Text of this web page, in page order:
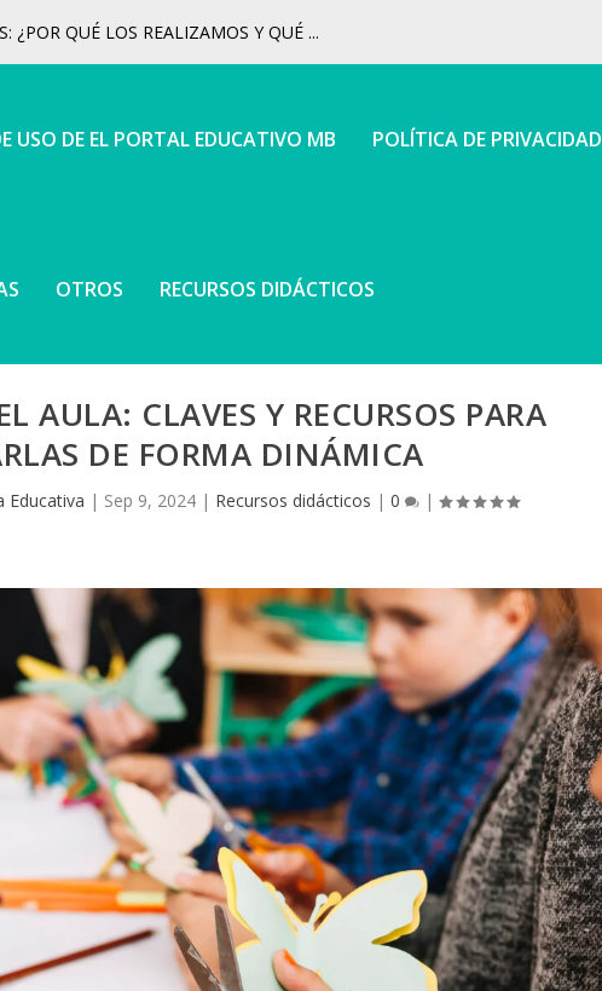
¿POR QUÉ LOS REALIZAMOS Y QUÉ ...
USO DE EL PORTAL EDUCATIVO MB POLÍTICA DE PRIVACIDAD
OTROS RECURSOS DIDÁCTICOS
AULA: CLAVES Y RECURSOS PARA
DE FORMA DINÁMICA
Educativa | Sep 9, 2024| Recursos didácticos | 0 |